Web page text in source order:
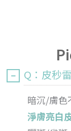
Q：皮秒
暗沉/膚色
淨膚亮白